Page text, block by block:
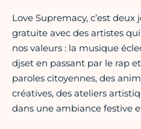
Love Supremacy, c’est
gratuite avec des artistes
nos valeurs : la musique
djset en passant par le rap
paroles citoyennes, des
créatives, des ateliers
dans une ambiance festive